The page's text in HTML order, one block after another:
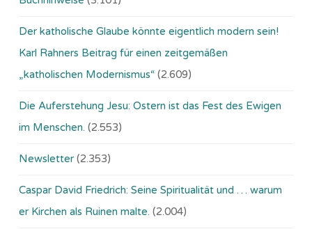
Der katholische Glaube könnte eigentlich modern sein!
Karl Rahners Beitrag für einen zeitgemäßen
„katholischen Modernismus“ (2.609)
Die Auferstehung Jesu: Ostern ist das Fest des Ewigen
im Menschen. (2.553)
Newsletter (2.353)
Caspar David Friedrich: Seine Spiritualität und … warum
er Kirchen als Ruinen malte. (2.004)